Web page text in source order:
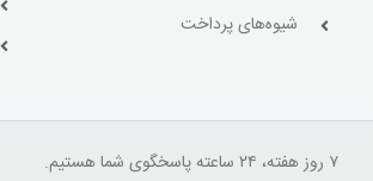
شیوه‌های پرداخت
۷ روز هفته، ۲۴ ساعته پاسخگوی شما هستیم.